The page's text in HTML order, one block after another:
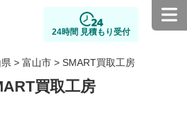
24時間 見積もり受付
> 富山市 > SMART買取工房
買取工房